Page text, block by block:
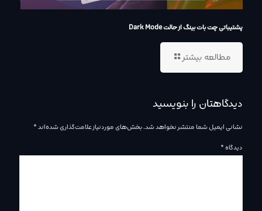
پشتیباتی چت بات بینگ از حالت Dark Mode
مطالعه بیشتر
دیدگاهتان را بنویسید
نشانی ایمیل شما منتشر نخواهد شد.بخش‌های موردنیاز علامت‌گذاری شده‌اند*
دیدگاه*